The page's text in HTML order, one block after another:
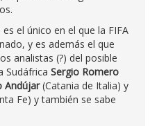
el único en el que la FIFA
y es además el que
analistas (?) del posible
Sudáfrica Sergio Romero
Andújar(Catania de Italia) y
Fe) y también se sabe